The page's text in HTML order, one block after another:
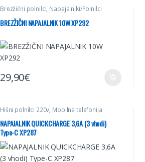
Brezžični polnilci, Napajalniki/Polnilci
BREZŽIČNI NAPAJALNIK 10W XP292
29,90€
Hišni polnilci 220v, Mobilna telefonija
NAPAJALNIK QUICKCHARGE 3,6A (3 vhodi)
Type-C XP287